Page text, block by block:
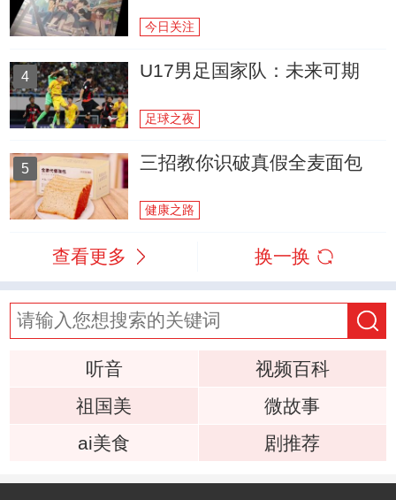
今日关注
4 U17男足国家队：未来可期
足球之夜
5 三招教你识破真假全麦面包
健康之路
查看更多 换一换
听音
视频百科
祖国美
微故事
ai美食
剧推荐